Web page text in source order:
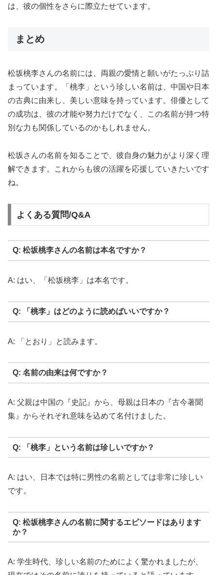
は、彼の個性をさらに際立たせています。
まとめ
松坂桃李さんの名前には、両親の愛情と願いがたっぷり詰
まっています。「桃李」という珍しい名前は、中国や日本
の古典に由来し、美しい意味を持っています。俳優として
の成功は、彼の才能や努力だけでなく、この名前が持つ特
別な力も関係しているのかもしれません。
松坂さんの名前を知ることで、彼自身の魅力がより深く理
解できます。これからも彼の活躍を応援していきたいです
ね。
よくある質問/Q&A
Q: 松坂桃李さんの名前は本名ですか？
A: はい、「松坂桃李」は本名です。
Q: 「桃李」はどのように読めばいいですか？
A: 「とおり」と読みます。
Q: 名前の由来は何ですか？
A: 父親は中国の『史記』から、母親は日本の『古今著聞
集』からそれぞれ意味を込めて名付けました。
Q: 「桃李」という名前は珍しいですか？
A: はい、日本では特に男性の名前としては非常に珍しい
です。
Q: 松坂桃李さんの名前に関するエピソードはあります
か？
A: 学生時代、珍しい名前のためによく驚かれましたが、